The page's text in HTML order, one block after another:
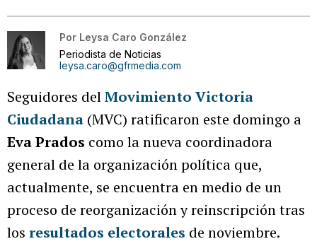
Por Leysa Caro González
Periodista de Noticias
leysa.caro@gfrmedia.com
Seguidores delMovimiento Victoria
Ciudadana (MVC) ratificaron este domingo a
Eva Prados como la nueva coordinadora
general de la organización política que,
actualmente, se encuentra en medio de un
proceso de reorganización y reinscripción tras
los resultados electorales de noviembre.